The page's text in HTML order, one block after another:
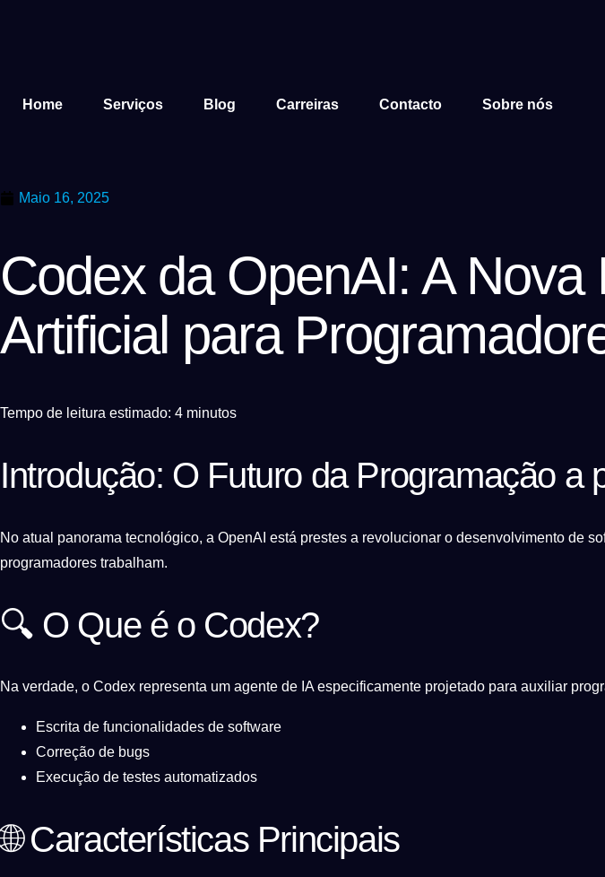
Home Serviços Blog Carreiras Contacto Sobre nós
Maio 16, 2025
Codex da OpenAI: A
Artificial para
Tempo de leitura estimado: 4 minutos
Introdução: O Futuro da Programação a
No atual panorama tecnológico, a OpenAI está prestes a revolucionar o desenvolvimento de
programadores trabalham.
🔍 O Que é o Codex?
Na verdade, o Codex representa um agente de IA especificamente projetado para auxiliar
Escrita de funcionalidades de software
Correção de bugs
Execução de testes automatizados
🌐 Características Principais